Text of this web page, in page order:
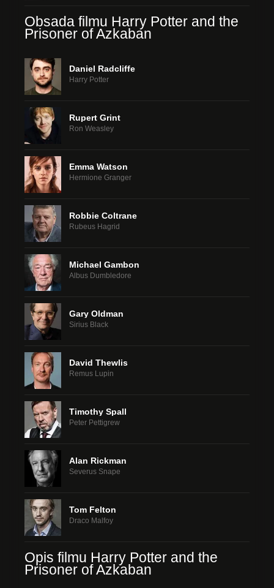
Obsada filmu Harry Potter and the
Prisoner of Azkaban
Daniel Radcliffe
Harry Potter
Rupert Grint
Ron Weasley
Emma Watson
Hermione Granger
Robbie Coltrane
Rubeus Hagrid
Michael Gambon
Albus Dumbledore
Gary Oldman
Sirius Black
David Thewlis
Remus Lupin
Timothy Spall
Peter Pettigrew
Alan Rickman
Severus Snape
Tom Felton
Draco Malfoy
Opis filmu Harry Potter and the
Prisoner of Azkaban